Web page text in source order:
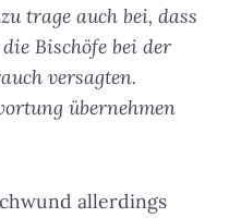
trage auch bei, dass
Bischöfe bei der
versagten.
übernehmen
allerdings